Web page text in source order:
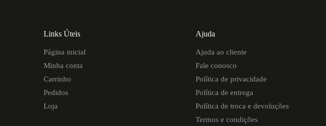
Links Úteis
Página inicial
Minha conta
Carrinho
Pedidos
Loja
Ajuda
Ajuda ao cliente
Fale conosco
Política de privacidade
Política de entrega
Política de troca e devoluções
Termos e condições